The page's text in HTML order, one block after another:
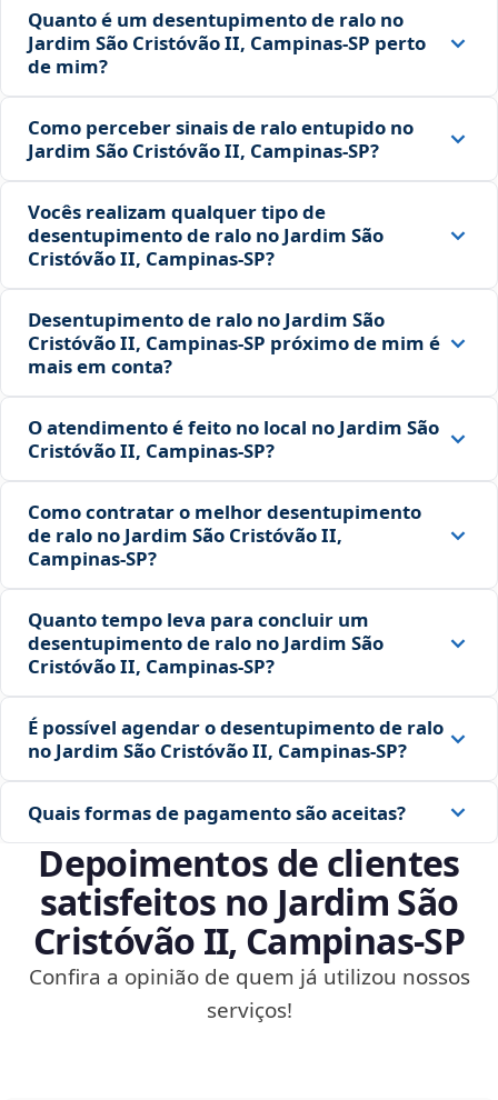
Quanto é um desentupimento de ralo no
Jardim São Cristóvão II, Campinas‑SP perto
de mim?
Como perceber sinais de ralo entupido no
Jardim São Cristóvão II, Campinas‑SP?
Vocês realizam qualquer tipo de
desentupimento de ralo no Jardim São
Cristóvão II, Campinas‑SP?
Desentupimento de ralo no Jardim São
Cristóvão II, Campinas‑SP próximo de mim é
mais em conta?
O atendimento é feito no local no Jardim São
Cristóvão II, Campinas‑SP?
Como contratar o melhor desentupimento
de ralo no Jardim São Cristóvão II,
Campinas‑SP?
Quanto tempo leva para concluir um
desentupimento de ralo no Jardim São
Cristóvão II, Campinas‑SP?
É possível agendar o desentupimento de ralo
no Jardim São Cristóvão II, Campinas‑SP?
Quais formas de pagamento são aceitas?
Depoimentos de clientes
satisfeitos no Jardim São
Cristóvão II, Campinas‑SP
Confira a opinião de quem já utilizou nossos
serviços!